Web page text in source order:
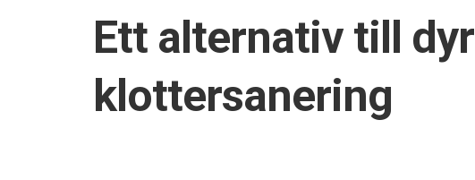
Ett alternativ till dyr
klottersanering